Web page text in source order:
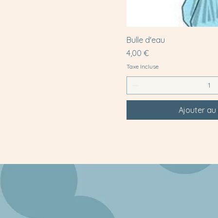
Bulle d'eau
Prix
4,00 €
Taxe Incluse
Ajouter au